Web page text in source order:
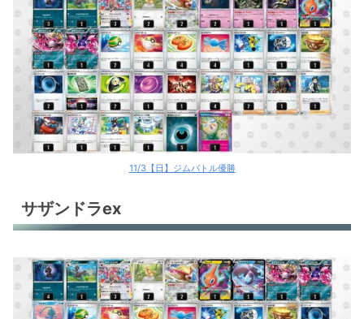
11/3【日】ジムバトル優勝
サザンドラex